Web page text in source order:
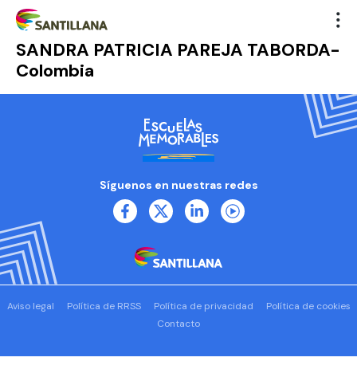
SANDRA PATRICIA PAREJA TABORDA-
Colombia
Síguenos en nuestras redes
Aviso legal Política de RRSS Política de privacidad
Política de cookies
Contacto